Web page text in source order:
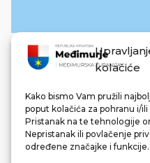
kolačiće
Kako bismo Vam pružili
poput kolačića za pohranu i/
Pristanak na te tehnologije
Nepristanak ili povlačenje
određene značajke i funkcije.